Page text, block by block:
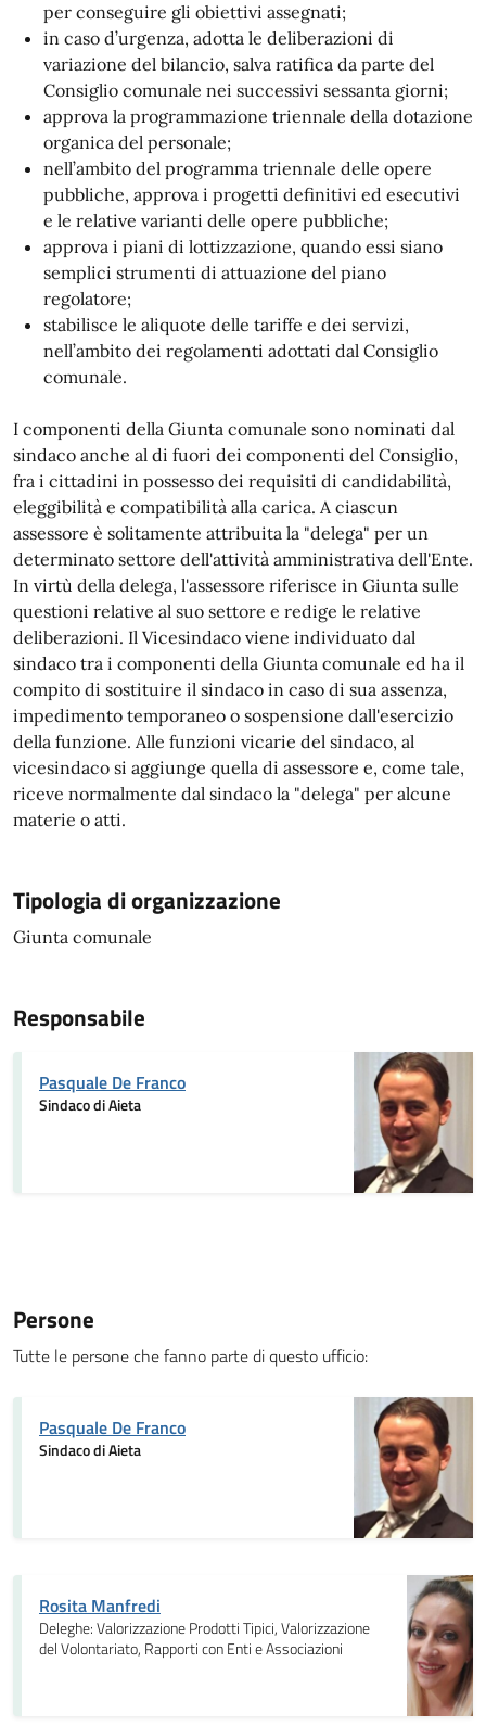
per conseguire gli obiettivi assegnati;
in caso d’urgenza, adotta le deliberazioni di
variazione del bilancio, salva ratifica da parte del
Consiglio comunale nei successivi sessanta giorni;
approva la programmazione triennale della dotazione
organica del personale;
nell’ambito del programma triennale delle opere
pubbliche, approva i progetti definitivi ed esecutivi
e le relative varianti delle opere pubbliche;
approva i piani di lottizzazione, quando essi siano
semplici strumenti di attuazione del piano
regolatore;
stabilisce le aliquote delle tariffe e dei servizi,
nell’ambito dei regolamenti adottati dal Consiglio
comunale.
I componenti della Giunta comunale sono nominati dal
sindaco anche al di fuori dei componenti del Consiglio,
fra i cittadini in possesso dei requisiti di candidabilità,
eleggibilità e compatibilità alla carica. A ciascun
assessore è solitamente attribuita la "delega" per un
determinato settore dell'attività amministrativa dell'Ente.
In virtù della delega, l'assessore riferisce in Giunta sulle
questioni relative al suo settore e redige le relative
deliberazioni. Il Vicesindaco viene individuato dal
sindaco tra i componenti della Giunta comunale ed ha il
compito di sostituire il sindaco in caso di sua assenza,
impedimento temporaneo o sospensione dall'esercizio
della funzione. Alle funzioni vicarie del sindaco, al
vicesindaco si aggiunge quella di assessore e, come tale,
riceve normalmente dal sindaco la "delega" per alcune
materie o atti.
Tipologia di organizzazione
Giunta comunale
Responsabile
Pasquale De Franco
Sindaco di Aieta
Persone
Tutte le persone che fanno parte di questo ufficio:
Pasquale De Franco
Sindaco di Aieta
Rosita Manfredi
Deleghe: Valorizzazione Prodotti Tipici, Valorizzazione
del Volontariato, Rapporti con Enti e Associazioni